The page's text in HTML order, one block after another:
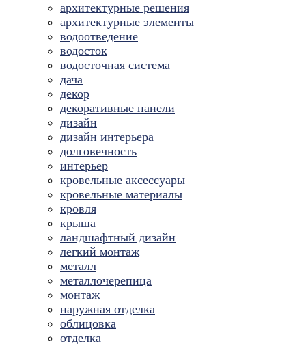
архитектурные решения
архитектурные элементы
водоотведение
водосток
водосточная система
дача
декор
декоративные панели
дизайн
дизайн интерьера
долговечность
интерьер
кровельные аксессуары
кровельные материалы
кровля
крыша
ландшафтный дизайн
легкий монтаж
металл
металлочерепица
монтаж
наружная отделка
облицовка
отделка